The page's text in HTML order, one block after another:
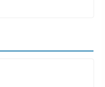
7 min read